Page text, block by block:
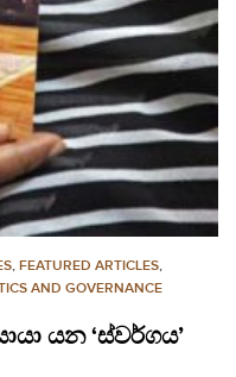
, FEATURED ARTICLES,
AND GOVERNANCE
යන ‘ස්වර්ගය’